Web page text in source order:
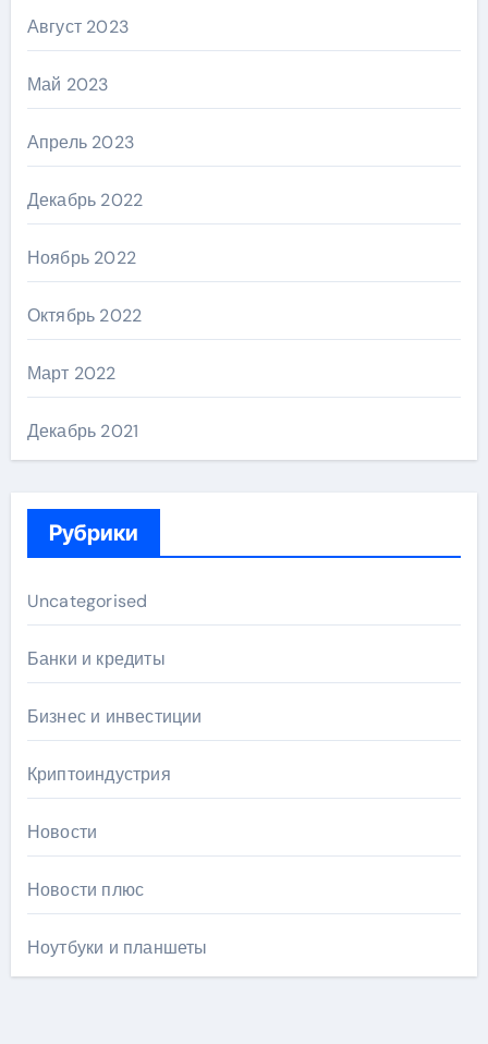
Август 2023
Май 2023
Апрель 2023
Декабрь 2022
Ноябрь 2022
Октябрь 2022
Март 2022
Декабрь 2021
Рубрики
Uncategorised
Банки и кредиты
Бизнес и инвестиции
Криптоиндустрия
Новости
Новости плюс
Ноутбуки и планшеты